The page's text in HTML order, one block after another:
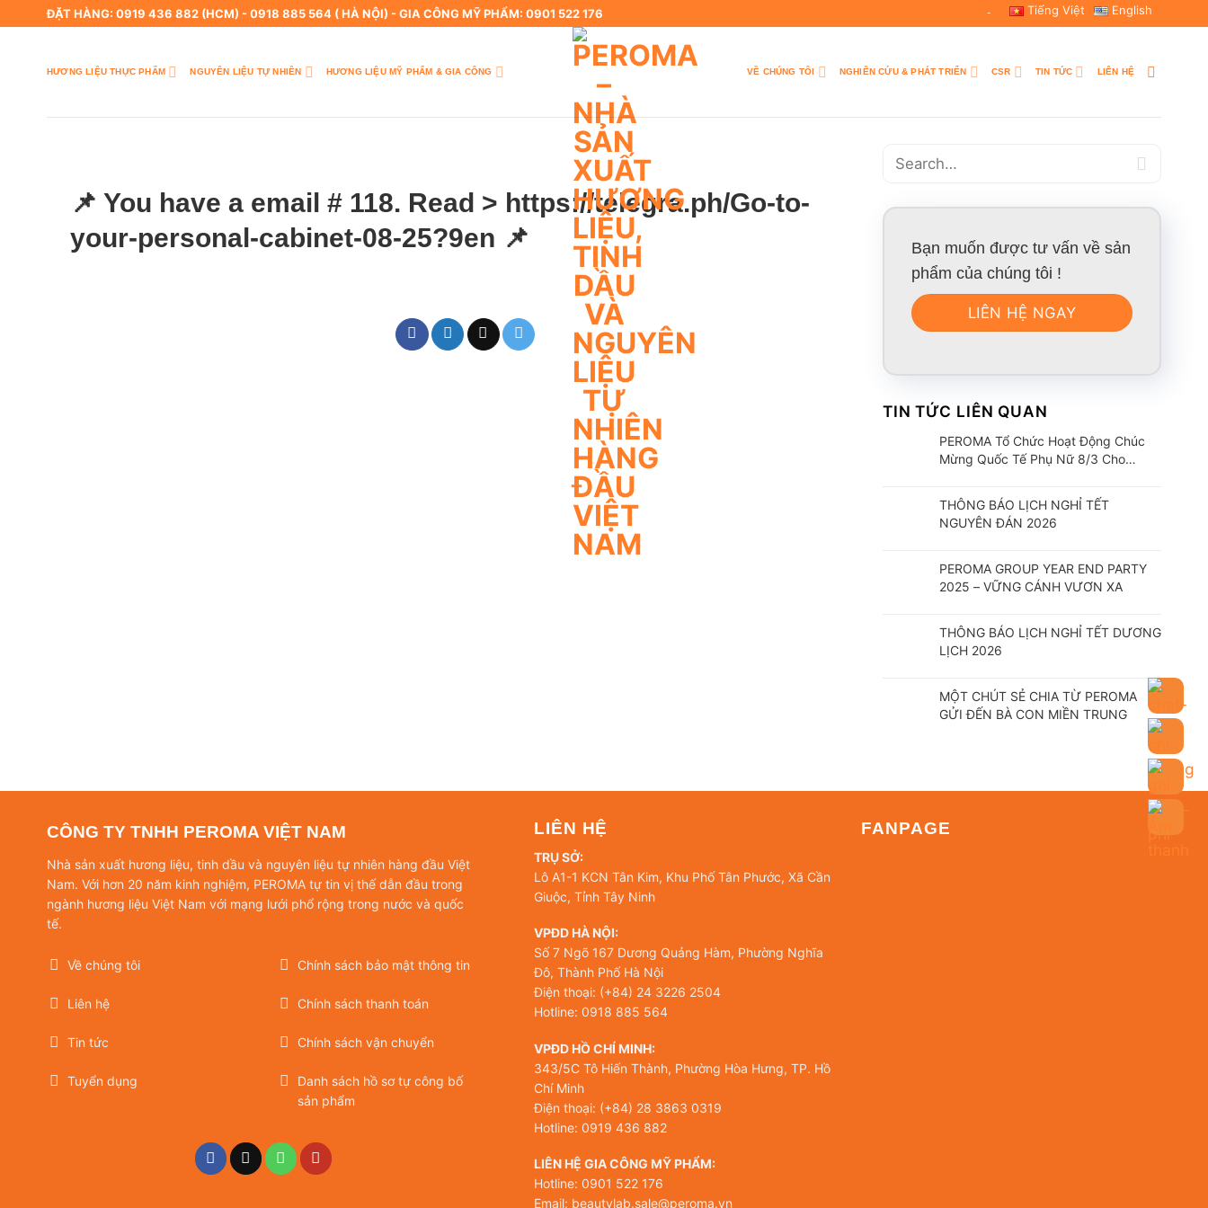
ĐẶT HÀNG: 0919 436 882 (HCM) - 0918 885 564 ( HÀ NỘI) - GIA CÔNG MỸ PHẨM: 0901 522 176 - Tiếng Việt English
HƯƠNG LIỆU THỰC PHẨM NGUYÊN LIỆU TỰ NHIÊN HƯƠNG LIỆU MỸ PHẨM & GIA CÔNG VỀ CHÚNG TÔI NGHIÊN CỨU & PHÁT TRIỂN CSR TIN TỨC LIÊN HỆ
📌 You have a email # 118. Read > https://telegra.ph/Go-to-
your-personal-cabinet-08-25?9en 📌
Bạn muốn được tư vấn về sản
phẩm của chúng tôi !
LIÊN HỆ NGAY
TIN TỨC LIÊN QUAN
PEROMA Tổ Chức Hoạt Động Chúc
Mừng Quốc Tế Phụ Nữ 8/3 Cho
THÔNG BÁO LỊCH NGHỈ TẾT
NGUYÊN ĐÁN 2026
PEROMA GROUP YEAR END PARTY
2025 – VỮNG CÁNH VƯƠN XA
THÔNG BÁO LỊCH NGHỈ TẾT DƯƠNG
LỊCH 2026
MỘT CHÚT SẺ CHIA TỪ PEROMA
GỬI ĐẾN BÀ CON MIỀN TRUNG
CÔNG TY TNHH PEROMA VIỆT NAM
Nhà sản xuất hương liệu, tinh dầu và nguyên liệu tự nhiên hàng đầu Việt
Nam. Với hơn 20 năm kinh nghiệm, PEROMA tự tin vị thế dẫn đầu trong
ngành hương liệu Việt Nam với mạng lưới phổ rộng trong nước và quốc
tế.
Về chúng tôi
Liên hệ
Tin tức
Tuyển dụng
Chính sách bảo mật thông tin
Chính sách thanh toán
Chính sách vận chuyển
Danh sách hồ sơ tự công bố
sản phẩm
LIÊN HỆ
TRỤ SỞ:
Lô A1-1 KCN Tân Kim, Khu Phố Tân Phước, Xã Cần
Giuộc, Tỉnh Tây Ninh
VPĐD HÀ NỘI:
Số 7 Ngõ 167 Dương Quảng Hàm, Phường Nghĩa
Đô, Thành Phố Hà Nội
Điện thoại: (+84) 24 3226 2504
Hotline: 0918 885 564
VPĐD HỒ CHÍ MINH:
343/5C Tô Hiến Thành, Phường Hòa Hưng, TP. Hồ
Chí Minh
Điện thoại: (+84) 28 3863 0319
Hotline: 0919 436 882
LIÊN HỆ GIA CÔNG MỸ PHẨM:
Hotline: 0901 522 176
Email: beautylab.sale@peroma.vn
FANPAGE